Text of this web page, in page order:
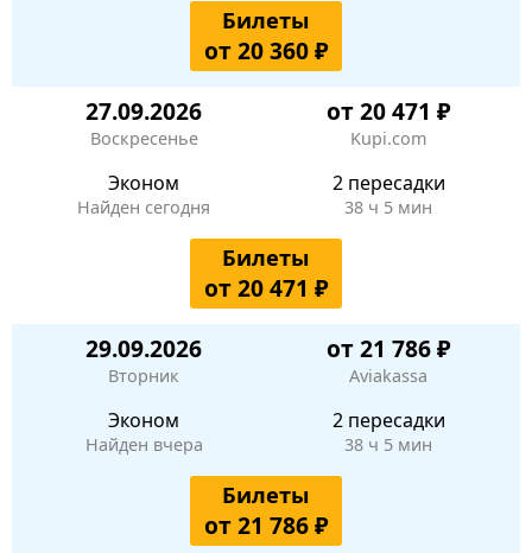
Билеты
от 20 360 ₽
27.09.2026
Воскресенье
от 20 471 ₽
Kupi.com
Эконом
Найден сегодня
2 пересадки
38 ч 5 мин
Билеты
от 20 471 ₽
29.09.2026
Вторник
от 21 786 ₽
Aviakassa
Эконом
Найден вчера
2 пересадки
38 ч 5 мин
Билеты
от 21 786 ₽